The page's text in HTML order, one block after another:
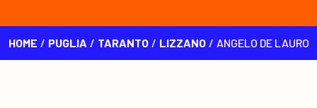
HOME / PUGLIA / TARANTO / LIZZANO / ANGELO DE LAURO